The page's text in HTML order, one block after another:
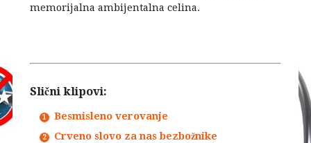
memorijalna ambijentalna celina.
Slični klipovi:
Besmisleno verovanje
Crveno slovo za nas bezbožnike